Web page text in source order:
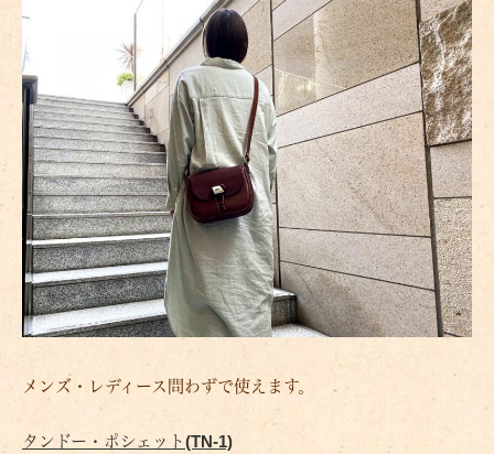
メンズ・レディース問わずで使えます。
タンドー・ポシェット(TN-1)